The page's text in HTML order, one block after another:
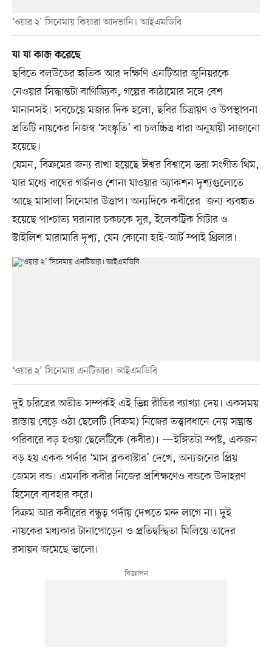
‘ওয়ার ২’ সিনেমায় কিয়ারা আদভানি। আইএমডিবি
যা যা কাজ করেছে
ছবিতে বলউডের হৃতিক আর দক্ষিণি এনটিআর জুনিয়রকে
নেওয়ার সিদ্ধান্তটা বাণিজ্যিক, গল্পের কাঠামোর সঙ্গে বেশ
মানানসই। সবচেয়ে মজার দিক হলো, ছবির চিত্রায়ণ ও উপস্থাপনা
প্রতিটি নায়কের নিজস্ব ‘সংস্কৃতি’ বা চলচ্চিত্র ধারা অনুযায়ী সাজানো
হয়েছে।
যেমন, বিক্রমের জন্য রাখা হয়েছে ঈশ্বর বিশ্বাসে ভরা সংগীত থিম,
যার মধ্যে বাঘের গর্জনও শোনা যাওয়ার অ্যাকশন দৃশ্যগুলোতে
আছে মাসালা সিনেমার উত্তাপ। অন্যদিকে কবীরের জন্য ব্যবহৃত
হয়েছে পাশ্চাত্য ঘরানার চকচকে সুর, ইলেকট্রিক গিটার ও
স্টাইলিশ মারামারি দৃশ্য, যেন কোনো হাই-আর্ট স্পাই থ্রিলার।
‘ওয়ার ২’ সিনেমায় এনটিআর। আইএমডিবি
দুই চরিত্রের অতীত সম্পর্কই এই ভিন্ন রীতির ব্যাখ্যা দেয়। একসময়
রাস্তায় বেড়ে ওঠা ছেলেটি (বিক্রম) নিজের তত্ত্বাবধানে নেয় সম্ভ্রান্ত
পরিবারে বড় হওয়া ছেলেটিকে (কবীর)। —ইঙ্গিতটা স্পষ্ট, একজন
বড় হয় একক পর্দার ‘মাস ব্লকবাস্টার’ দেখে, অন্যজনের প্রিয়
জেমস বন্ড। এমনকি কবীর নিজের প্রশিক্ষণেও বন্ডকে উদাহরণ
হিসেবে ব্যবহার করে।
বিক্রম আর কবীরের বন্ধুত্ব পর্দায় দেখতে মন্দ লাগে না। দুই
নায়কের মধ্যকার টানাপোড়েন ও প্রতিদ্বন্দ্বিতা মিলিয়ে তাদের
রসায়ন জমেছে ভালো।